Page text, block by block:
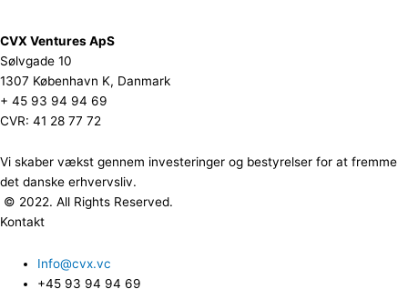
CVX Ventures ApS
Sølvgade 10
1307 København K, Danmark
+ 45 93 94 94 69
CVR: 41 28 77 72
Vi skaber vækst gennem investeringer og bestyrelser for at fremme
det danske erhvervsliv.
© 2022. All Rights Reserved.
Kontakt
Info@cvx.vc
+45 93 94 94 69